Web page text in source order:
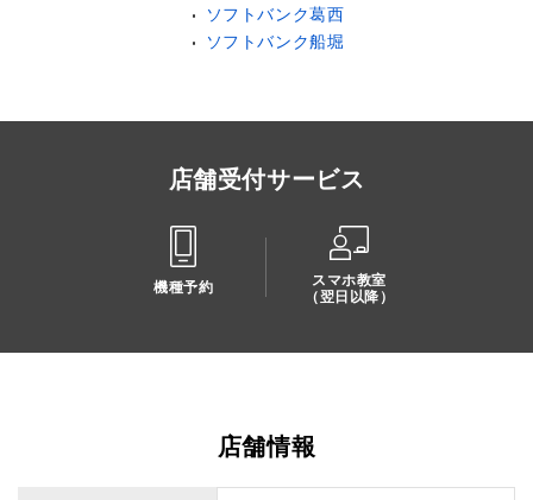
ソフトバンク葛西
ソフトバンク船堀
店舗受付サービス
機種予約
スマホ教室
（翌日以降）
店舗情報